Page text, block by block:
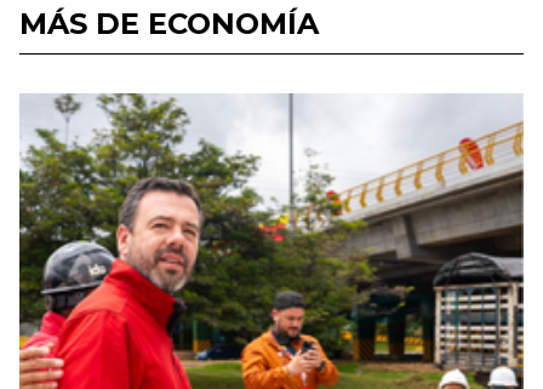
MÁS DE ECONOMÍA